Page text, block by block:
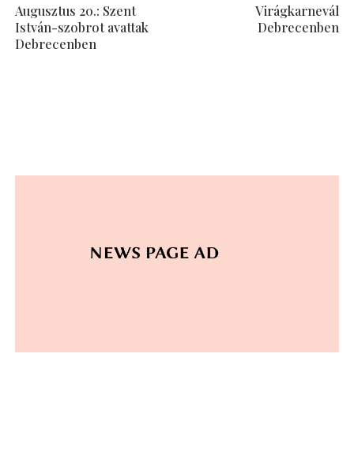
Augusztus 20.: Szent
István-szobrot avattak
Debrecenben
Virágkarnevál
Debrecenben